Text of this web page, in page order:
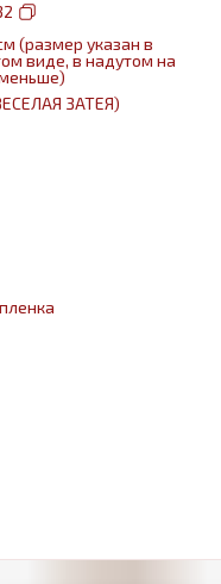
(размер указан в
виде, в надутом на
ЗАТЕЯ)